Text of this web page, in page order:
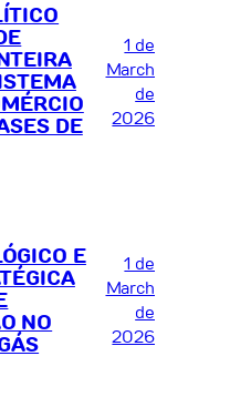
DE
1 de
March
de
2026
E
NO
1 de
March
de
2026